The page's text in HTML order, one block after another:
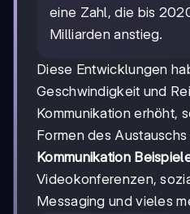
eine Zahl, die bis
Milliarden anstieg.
Diese Entwicklungen
Geschwindigkeit und
Kommunikation erhöht,
Formen des
Kommunikation
Videokonferenzen,
Messaging und vieles